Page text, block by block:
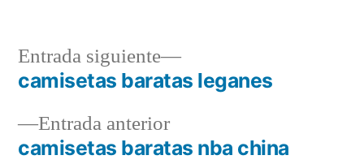
Navegación
deEntrada anteriorEntrada
anterior:
camisetas baratas nba china
Entrada siguiente
Entrada
siguiente:
camisetas baratas leganes